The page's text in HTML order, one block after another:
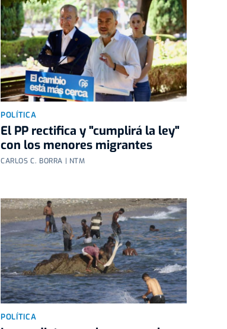
POLÍTICA
El PP rectifica y "cumplirá la ley"
con los menores migrantes
CARLOS C. BORRA | NTM
POLÍTICA